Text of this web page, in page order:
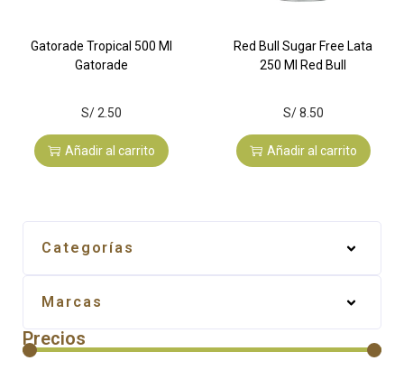
Categorías
Marcas
Precios
Gatorade Tropical 500 Ml
Gatorade
S/2.50
Añadir al carrito
Red Bull Sugar Free Lata
250 Ml Red Bull
S/8.50
Añadir al carrito